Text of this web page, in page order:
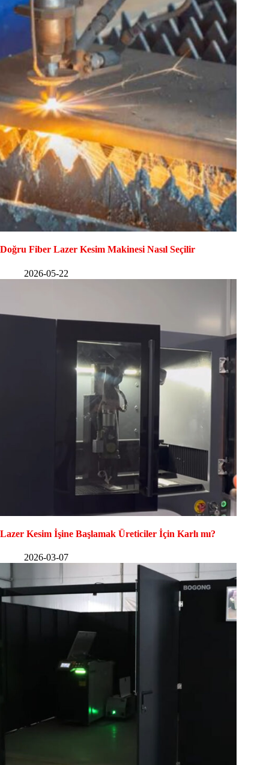
Doğru Fiber Lazer Kesim Makinesi Nasıl Seçilir
2026-05-22
Lazer Kesim İşine Başlamak Üreticiler İçin Karlı mı?
2026-03-07